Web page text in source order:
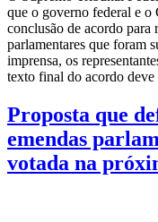
que o governo federal e o
conclusão de acordo para
parlamentares que foram
imprensa, os
texto final do acordo
Proposta que
emendas
votada na